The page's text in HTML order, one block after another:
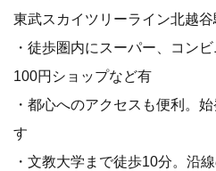
東武スカイツリーライン北越
・徒歩圏内にスーパー、コン
100円ショップなど有
・都心へのアクセスも便利。
す
・文教大学まで徒歩10分。沿